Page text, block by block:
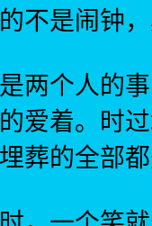
不是闹钟
个人的事
爱着。时
葬的全部